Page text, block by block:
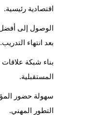
اقتصادية رئيسية.
الوصول إلى
بعد انتهاء التدريب.
بناء شبكة علاقات
المستقبلية.
سهولة حضور
التطور المهني.